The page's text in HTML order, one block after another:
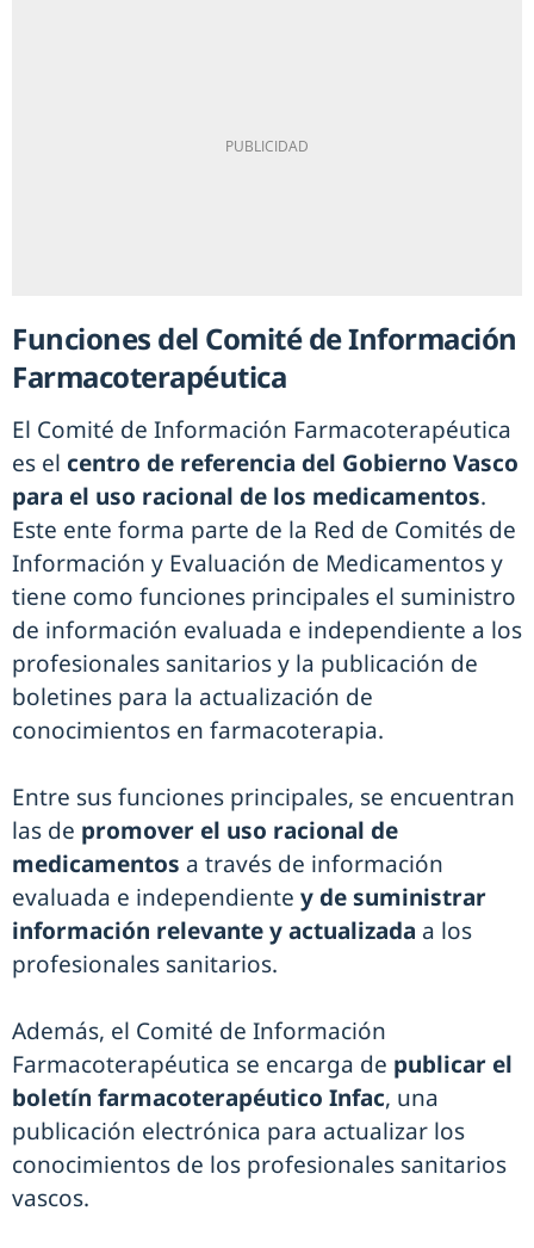
Funciones del Comité de Información
Farmacoterapéutica
El Comité de Información Farmacoterapéutica
es el centro de referencia del Gobierno Vasco
para el uso racional de los medicamentos.
Este ente forma parte de la Red de Comités de
Información y Evaluación de Medicamentos y
tiene como funciones principales el suministro
de información evaluada e independiente a los
profesionales sanitarios y la publicación de
boletines para la actualización de
conocimientos en farmacoterapia.
Entre sus funciones principales, se encuentran
las de promover el uso racional de
medicamentos a través de información
evaluada e independiente y de suministrar
información relevante y actualizada a los
profesionales sanitarios.
Además, el Comité de Información
Farmacoterapéutica se encarga de publicar el
boletín farmacoterapéutico Infac, una
publicación electrónica para actualizar los
conocimientos de los profesionales sanitarios
vascos.